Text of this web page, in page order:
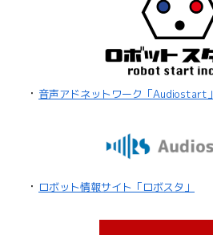
・ 音声アドネットワーク「Audiostart」
・ ロボット情報サイト「ロボスタ」